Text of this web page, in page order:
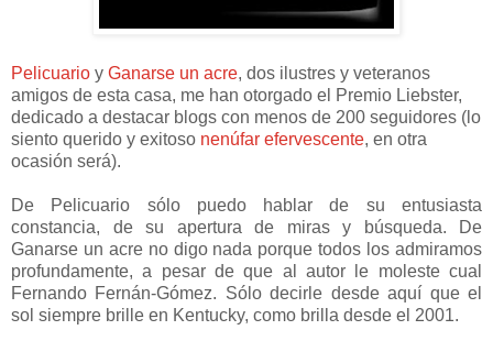
Pelicuario y Ganarse un acre, dos ilustres y veteranos
amigos de esta casa, me han otorgado el Premio Liebster,
dedicado a destacar blogs con menos de 200 seguidores (lo
siento querido y exitoso nenúfar efervescente, en otra
ocasión será).
De Pelicuario sólo puedo hablar de su entusiasta
constancia, de su apertura de miras y búsqueda. De
Ganarse un acre no digo nada porque todos los admiramos
profundamente, a pesar de que al autor le moleste cual
Fernando Fernán-Gómez. Sólo decirle desde aquí que el
sol siempre brille en Kentucky, como brilla desde el 2001.